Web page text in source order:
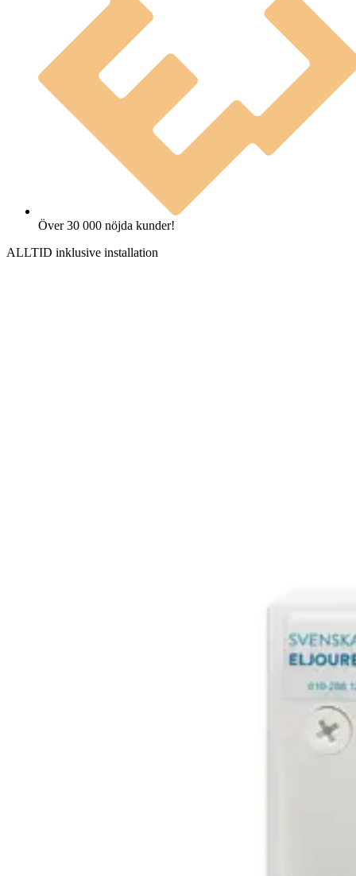
Över 30 000 nöjda kunder!
ALLTID inklusive installation